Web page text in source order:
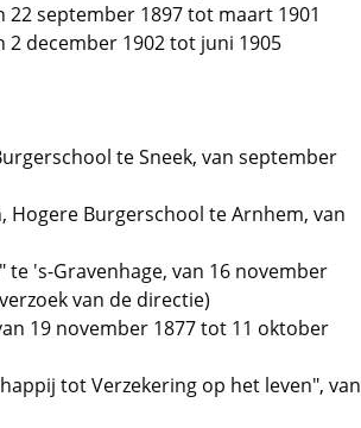
september 1897 tot maart 1901
december 1902 tot juni 1905
te Sneek, van september
Hogere Burgerschool te Arnhem, van
's-Gravenhage, van 16 november
van de directie)
19 november 1877 tot 11 oktober
tot Verzekering op het leven", van